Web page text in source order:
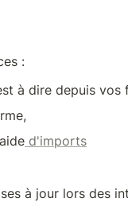
:
à dire depuis vos
d'imports
à jour lors des